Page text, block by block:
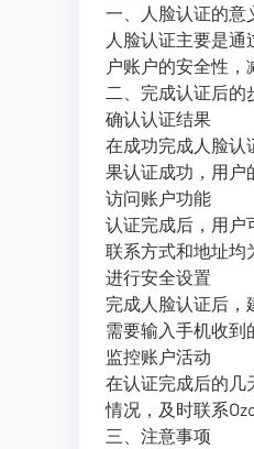
一、人脸认证的意
人脸认证主要是
户账户的安全性，
二、完成认证后的
确认认证结果
在成功完成人脸认
果认证成功，用户
访问账户功能
认证完成后，用户
联系方式和地址均
进行安全设置
完成人脸认证后
需要输入手机收到
监控账户活动
在认证完成后的几
情况，及时联系
三、注意事项